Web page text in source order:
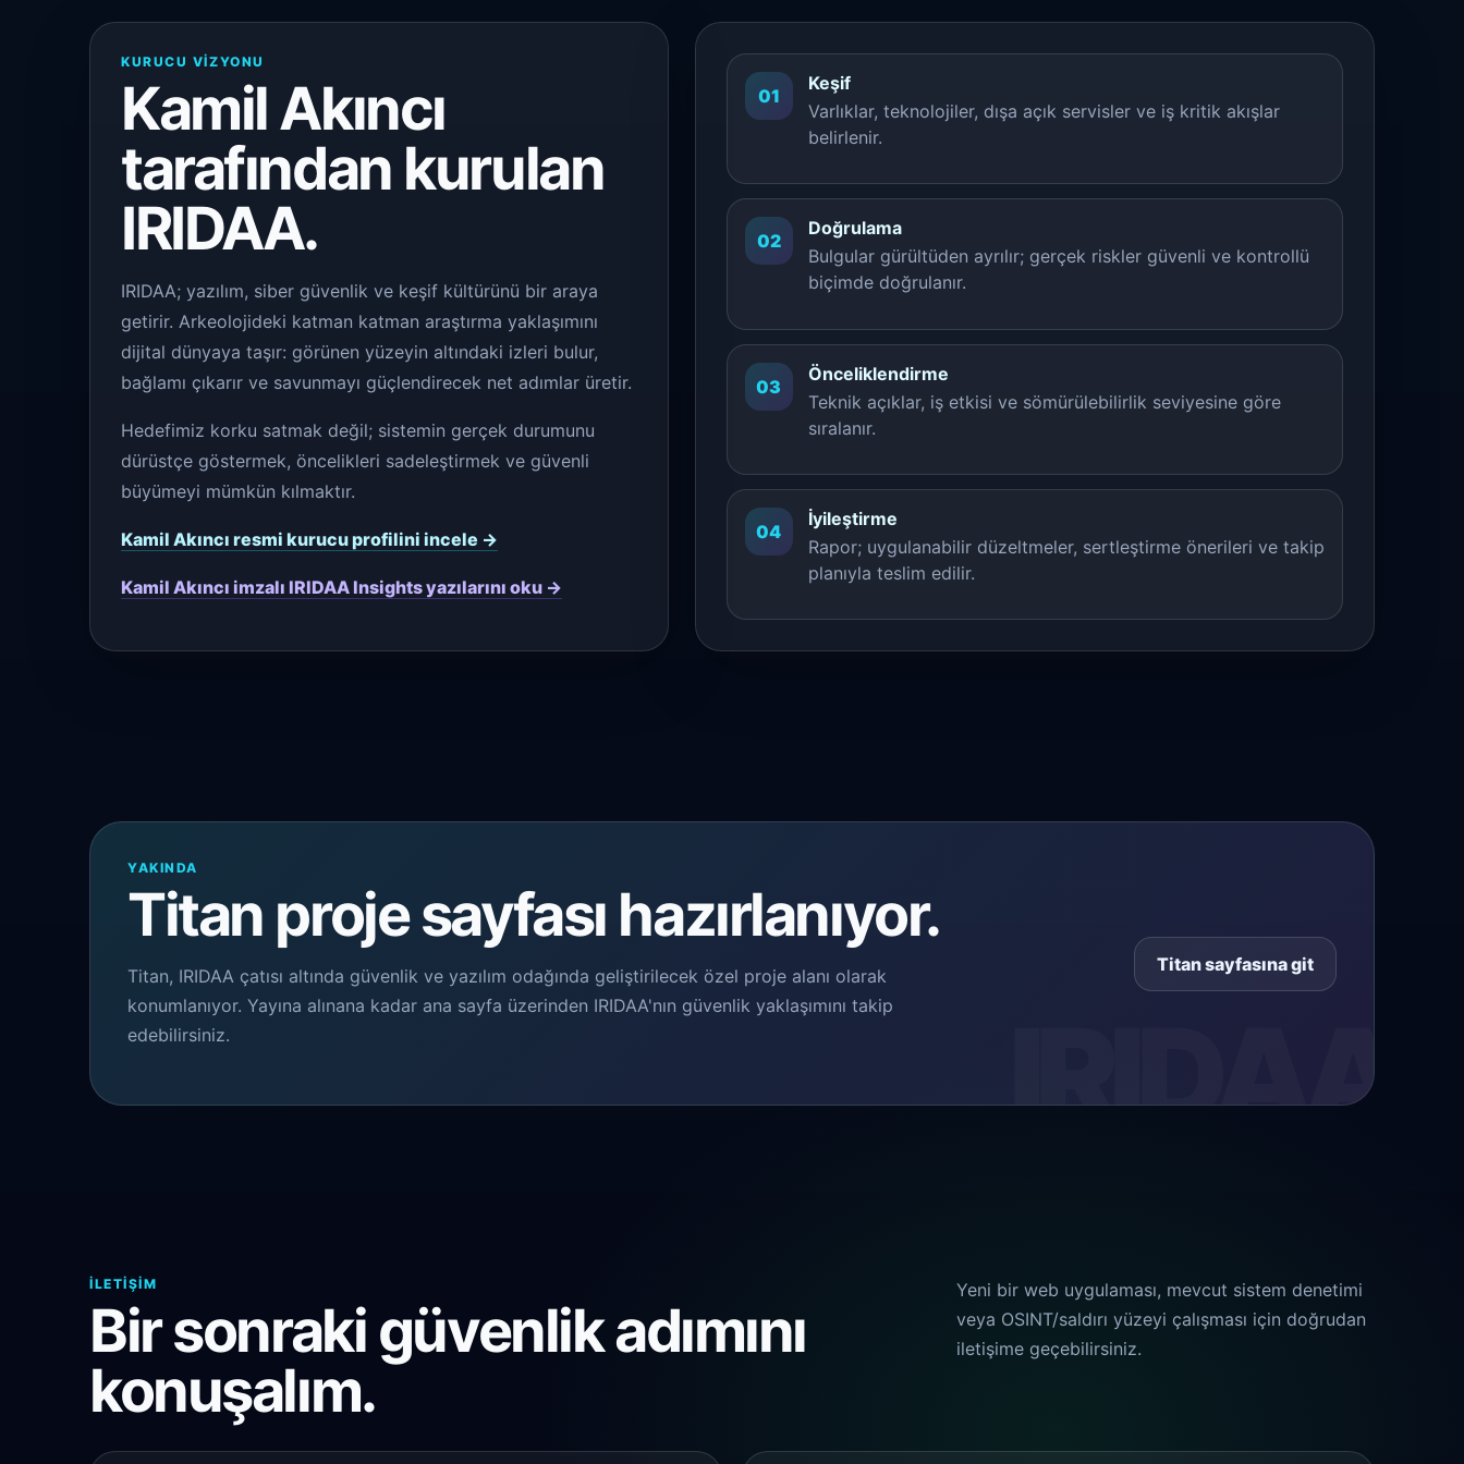
KURUCU VIZYONU
Kamil Akıncı
tarafından kurulan
IRIDAA.
IRIDAA; yazılım, siber güvenlik ve keşif kültürünü bir araya
getirir. Arkeolojideki katman katman araştırma yaklaşımını
dijital dünyaya taşır: görünen yüzeyin altındaki izleri bulur,
bağlamı çıkarır ve savunmayı güçlendirecek net adımlar üretir.
Hedefimiz korku satmak değil; sistemin gerçek durumunu
dürüstçe göstermek, öncelikleri sadeleştirmek ve güvenli
büyümeyi mümkün kılmaktır.
Kamil Akıncı resmi kurucu profilini incele →
Kamil Akıncı imzalı IRIDAA Insights yazılarını oku →
01
Keşif
Varlıklar, teknolojiler, dışa açık servisler ve iş kritik akışlar
belirlenir.
02
Doğrulama
Bulgular gürültüden ayrılır; gerçek riskler güvenli ve kontrollü
biçimde doğrulanır.
03
Önceliklendirme
Teknik açıklar, iş etkisi ve sömürülebilirlik seviyesine göre
sıralanır.
04
İyileştirme
Rapor; uygulanabilir düzeltmeler, sertleştirme önerileri ve takip
planıyla teslim edilir.
YAKINDA
Titan proje sayfası hazırlanıyor.
Titan, IRIDAA çatısı altında güvenlik ve yazılım odağında geliştirilecek özel proje alanı olarak
konumlanıyor. Yayına alınana kadar ana sayfa üzerinden IRIDAA'nın güvenlik yaklaşımını takip
edebilirsiniz.
Titan sayfasına git
İLETIŞIM
Bir sonraki güvenlik adımını
konuşalım.
Yeni bir web uygulaması, mevcut sistem denetimi
veya OSINT/saldırı yüzeyi çalışması için doğrudan
iletişime geçebilirsiniz.